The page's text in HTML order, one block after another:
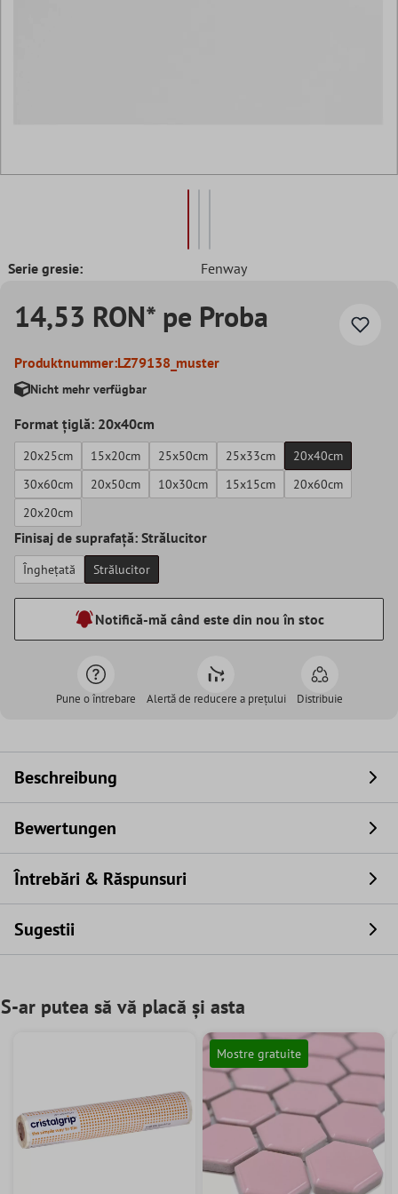
Serie gresie: Fenway
14,53 RON* pe Proba
Produktnummer:LZ79138_muster
Nicht mehr verfügbar
Format țiglă: 20x40cm
20x25cm 15x20cm 25x50cm 25x33cm
20x40cm
30x60cm
20x50cm 10x30cm 15x15cm
20x60cm
20x20cm
Finisaj de suprafață: Strălucitor
Înghețată Strălucitor
Notifică-mă când este din nou în stoc
Pune o întrebare Alertă de reducere a prețului Distribuie
Beschreibung
Bewertungen
Întrebări & Răspunsuri
Sugestii
S-ar putea să vă placă și asta
Mostre gratuite